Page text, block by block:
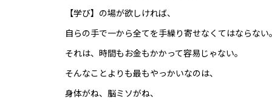
【学び】の場が欲しければ、
自らの手で一から全てを手繰り寄せなくてはならない
それは、時間もお金もかかって容易じゃない。
そんなことよりも最もやっかいなのは、
身体がね、脳ミソがね、